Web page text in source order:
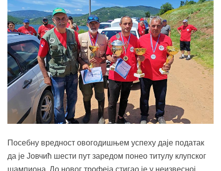
Посебну вредност овогодишњем успеху даје податак
да је Јовчић шести пут заредом понео титулу клупског
шампиона. До новог трофеја стигао је у неизвесној